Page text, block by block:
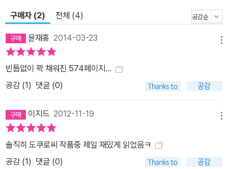
물들은 저마다 크고 작은 ‘결함’을 한 가지씩 가지고 있다. 타인에게는
결코 드러내 보이고 싶지 않은 속내를 감춘 채 죄와 벌, 범죄와 정의로
대변되는 두 주인공이 상대를 심리를 읽어내며 다음 동선을 실행하는
순간에는 소름이 돋을 정도다. “악은 정의의 반대편에 존재한다. 그러
나 그 차이는 종이 한 장처럼 한없이 얇을 수도 있다” 전작인 《통곡》
《우행록》에 이어, 《후회와 진실의 빛》에서도 작가는 이 같은 메시지
의를 향한 갈망으로 범죄가 시작되었다면 그것은 선의인가 악의인
가? 불변의 진리를 도발적 진실로 보여준 이 작품에서 우리는 묵직한
여운과 함께 영원히 풀리지 않을 것 같은 질문들을 던지게 된다. 시대
정신과 소설적 재미, 트릭과 고뇌 등 어느 하나 빼놓지 않은 이 작품의
구매자 (2) 전체 (4)
윤재홍 2014-03-23
빈틈없이 꽉 채워진 574페이지...
공감 (1) 댓글 (0)
이지드 2012-11-19
솔직히 도쿠로씨 작품중 제일 재밌게 읽었음ㅋ
공감 (1) 댓글 (0)